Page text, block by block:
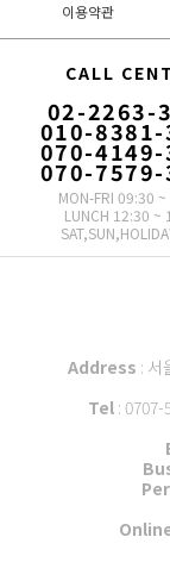
이용약관
CALL
02-2263-
010-8381-
070-4149-
070-7579-
MON-FRI 09:30
LUNCH 12:30 ~
Address : 서
Tel :